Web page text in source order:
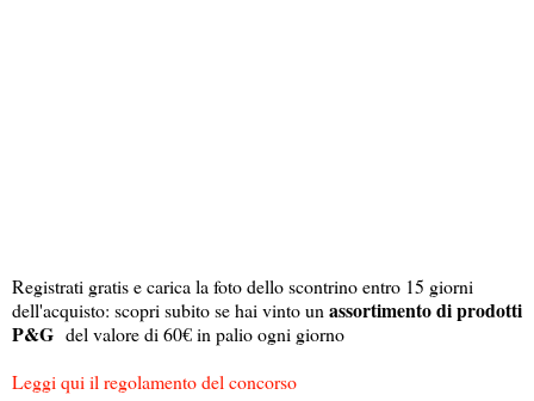
Registrati gratis e carica la foto dello scontrino entro 15 giorni
dell'acquisto: scopri subito se hai vinto un assortimento di prodotti
P&G del valore di 60€ in palio ogni giorno
Leggi qui il regolamento del concorso